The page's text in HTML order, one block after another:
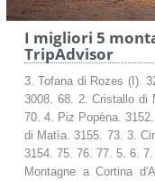
I migliori 5
TripAdvisor
3. Tofana di Rozes (I).
3008. 68. 2. Cristallo di
70. 4. Piz Popèna.
di Matìa. 3155. 73. 3.
3154. 75. 76. 77. 5. 6.
Montagne a Cortina